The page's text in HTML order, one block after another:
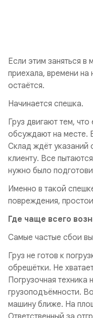
Если этим заняться в
приехала, времени на
остаётся.
Начинается спешка.
Груз двигают тем,
обсуждают на месте.
Склад ждёт
клиенту. Все
нужно было
Именно в такой
повреждения,
Где чаще всего
Самые частые сбои
Груз не готов к
обрешётки. Не
Погрузочная техника
грузоподъёмности.
машину ближе. На